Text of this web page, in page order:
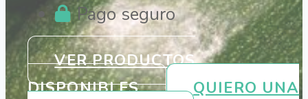
Pago seguro
VER PRODUCTOS
DISPONIBLES
QUIERO UNA